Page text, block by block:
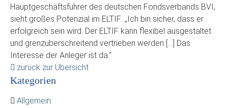
Hauptgeschäftsführer des deutschen Fondsverbands BVI,
sieht großes Potenzial im ELTIF: „Ich bin sicher, dass er
erfolgreich sein wird. Der ELTIF kann flexibel ausgestaltet
und grenzüberschreitend vertrieben werden […] Das
Interesse der Anleger ist da.“
zurück zur Übersicht
Kategorien
Allgemein